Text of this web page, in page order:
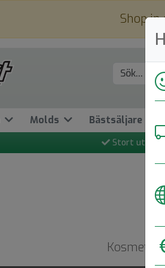
Shop
Molds Bästsäljare
Stort utbud